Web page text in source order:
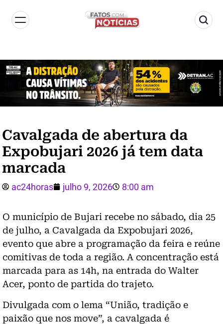
Cavalgada de abertura da
Expobujari 2026 já tem data
marcada
ac24horas julho 9, 2026 8:00 am
O município de Bujari recebe no sábado, dia 25
de julho, a Cavalgada da Expobujari 2026,
evento que abre a programação da feira e reúne
comitivas de toda a região. A concentração está
marcada para as 14h, na entrada do Walter
Acer, ponto de partida do trajeto.
Divulgada com o lema “União, tradição e
paixão que nos move”, a cavalgada é